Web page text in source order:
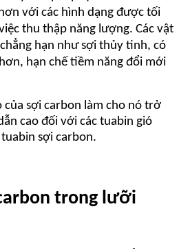
với các hình dạng được tối
thu thập năng lượng. Các vật
hạn như sợi thủy tinh, có
hạn chế tiềm năng đổi mới
của sợi carbon làm cho nó trở
cao đối với các tuabin gió
sợi carbon.
trong lưỡi